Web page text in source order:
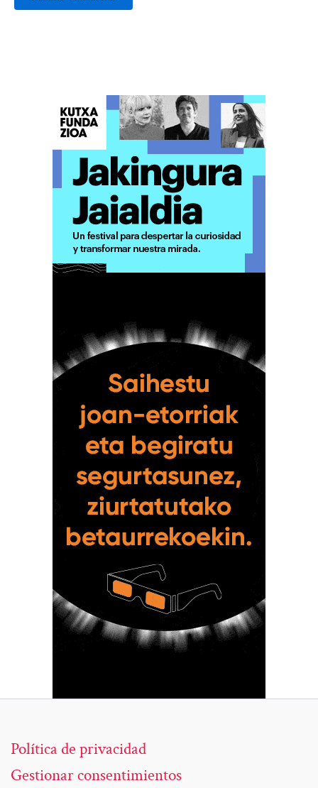
Política de privacidad
Gestionar consentimientos